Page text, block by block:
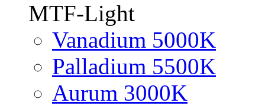
MTF-Light
Vanadium 5000K
Palladium 5500K
Aurum 3000K